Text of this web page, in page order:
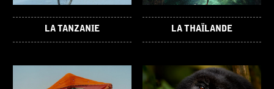
LA TANZANIE LA THAÏLANDE